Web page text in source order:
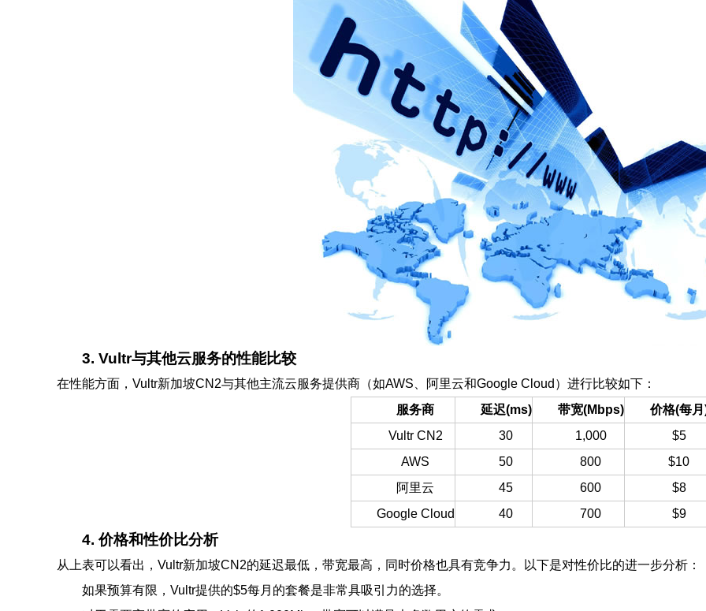
3. Vultr与其他云服务的性能比较
在性能方面，Vultr新加坡CN2与其他主流云服务提供商（如AWS、阿里云和Google Cloud）进行比较如下：
服务商
延迟(ms) 带宽(Mbps)
价格(每月
Vultr CN2
30 1,000
$5
AWS
50 800
$10
阿里云
45 600
$8
Google Cloud
40 700 $9
4. 价格和性价比分析
从上表可以看出，Vultr新加坡CN2的延迟最低，带宽最高，同时价格也具有竞争力。以下是对性价比的进一步分析：
如果预算有限，Vultr提供的$5每月的套餐是非常具吸引力的选择。